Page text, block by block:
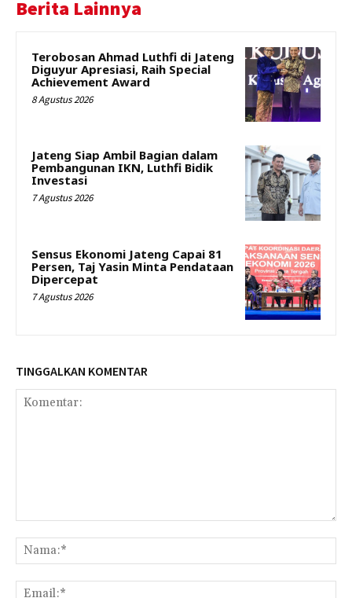
Berita Lainnya
Terobosan Ahmad Luthfi di Jateng
Diguyur Apresiasi, Raih Special
Achievement Award
8 Agustus 2026
Jateng Siap Ambil Bagian dalam
Pembangunan IKN, Luthfi Bidik
Investasi
7 Agustus 2026
Sensus Ekonomi Jateng Capai 81
Persen, Taj Yasin Minta Pendataan
Dipercepat
7 Agustus 2026
TINGGALKAN KOMENTAR